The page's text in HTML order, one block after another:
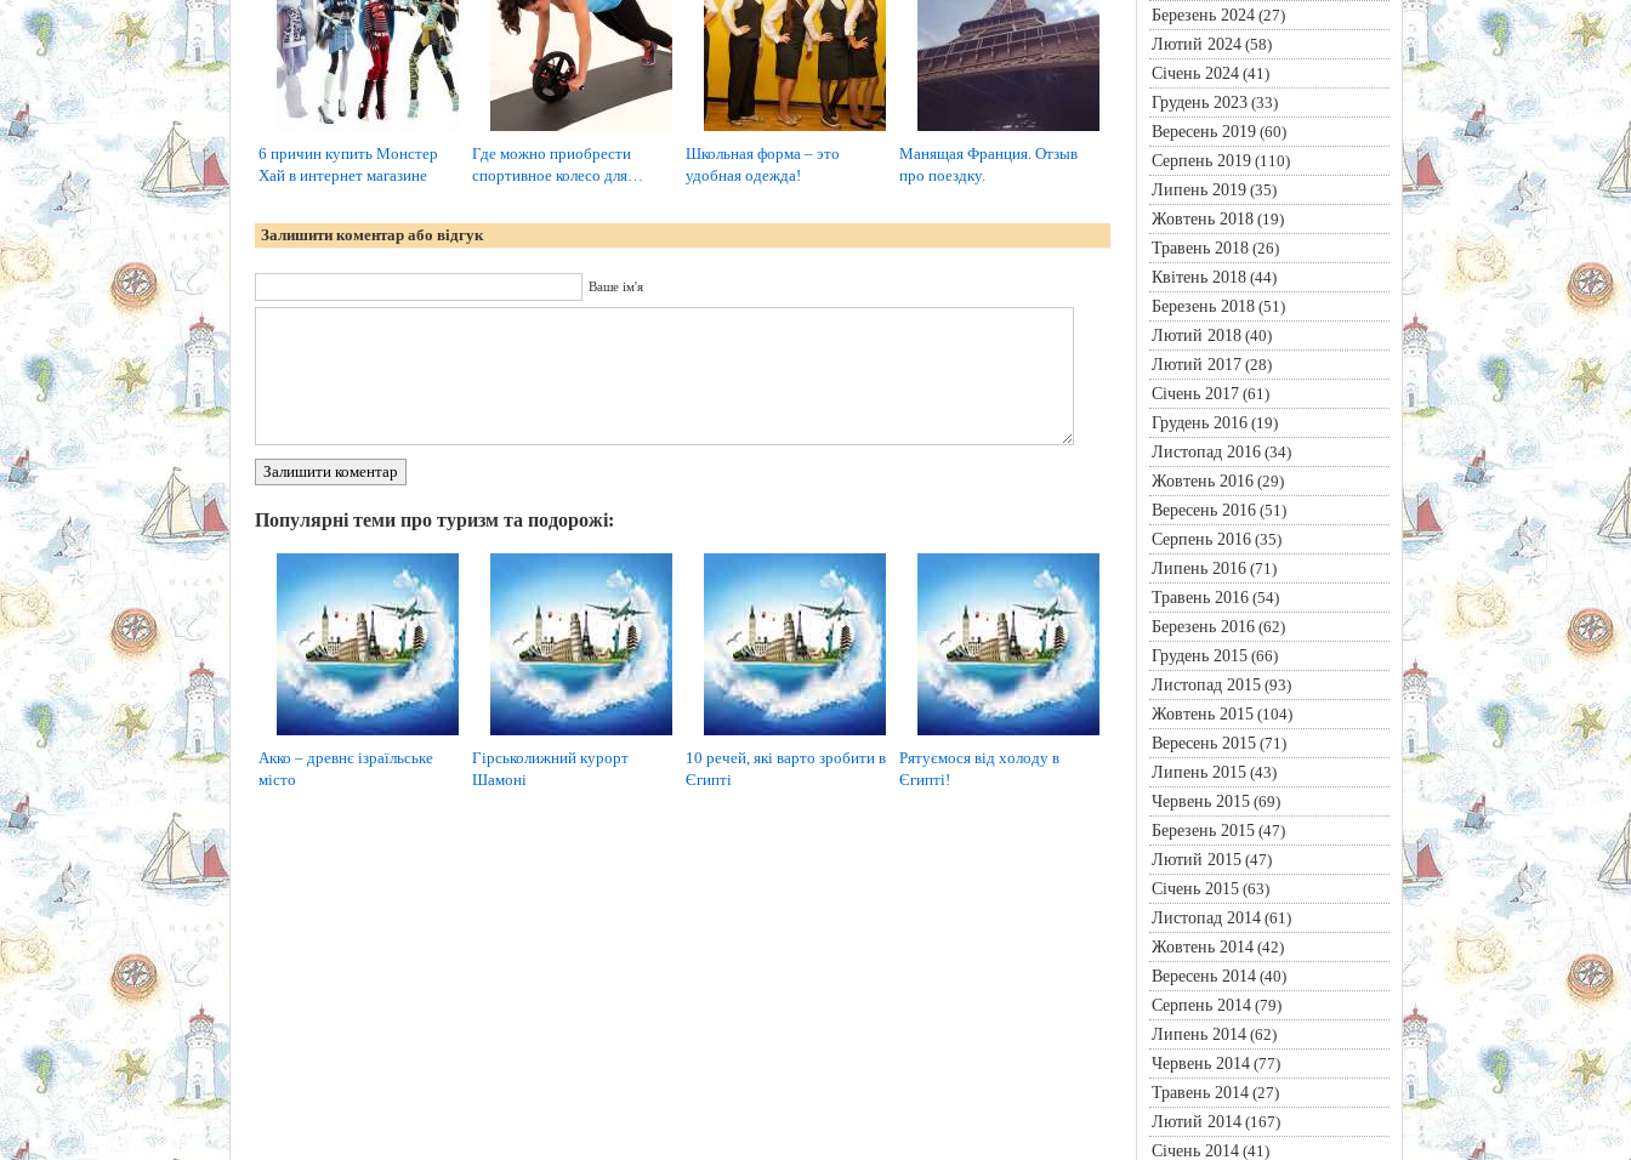
6 причин купить Монстер
Хай в интернет магазине
Где можно приобрести
спортивное колесо для…
Школьная форма – это
удобная одежда!
Манящая Франция. Отзыв
про поездку.
Залишити коментар або відгук
Ваше ім'я
Залишити коментар
Популярні теми про туризм та подорожі:
Акко – древнє ізраїльське
місто
Гірськолижний курорт
Шамоні
10 речей, які варто зробити в
Єгипті
Рятуємося від холоду в
Єгипті!
Березень 2024(27)
Лютий 2024(58)
Січень 2024(41)
Грудень 2023(33)
Вересень 2019(60)
Серпень 2019(110)
Липень 2019(35)
Жовтень 2018(19)
Травень 2018(26)
Квітень 2018(44)
Березень 2018(51)
Лютий 2018(40)
Лютий 2017(28)
Січень 2017(61)
Грудень 2016(19)
Листопад 2016(34)
Жовтень 2016(29)
Вересень 2016(51)
Серпень 2016(35)
Липень 2016(71)
Травень 2016(54)
Березень 2016(62)
Грудень 2015(66)
Листопад 2015(93)
Жовтень 2015(104)
Вересень 2015(71)
Липень 2015(43)
Червень 2015(69)
Березень 2015(47)
Лютий 2015(47)
Січень 2015(63)
Листопад 2014(61)
Жовтень 2014(42)
Вересень 2014(40)
Серпень 2014(79)
Липень 2014(62)
Червень 2014(77)
Травень 2014(27)
Лютий 2014(167)
Січень 2014(41)